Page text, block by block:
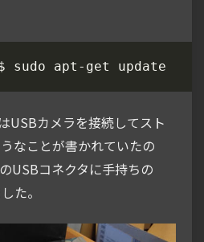
USBカメラを接続してスト
なことが書かれていたの
USBコネクタに手持ちの
た。